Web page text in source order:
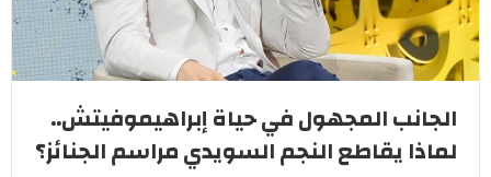
الجانب المجهول في حياة إبراهيموفيتش..
لماذا يقاطع النجم السويدي مراسم الجنائز؟